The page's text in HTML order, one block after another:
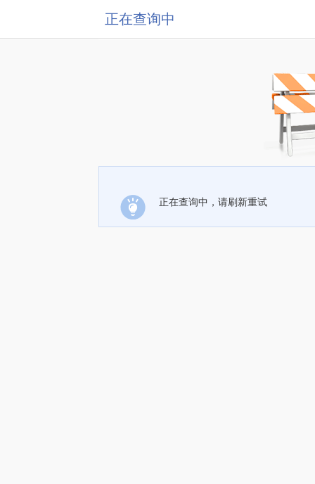
正在查询中
正在查询中，请刷新重试